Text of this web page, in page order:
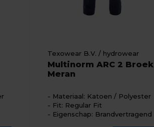
Texowear B.V. / hydrowear
Multinorm ARC 2 Broek
Meran
Materiaal: Katoen / Polyester
Fit: Regular Fit
Eigenschap: Brandvertragend